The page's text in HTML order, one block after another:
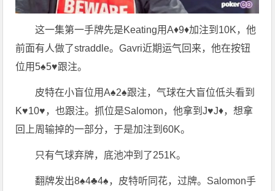
这一集第一手牌先是Keating用A♦9♦加注到10K，他
前面有人做了straddle。Gavri近期运气回来，他在按钮
位用5♠5♥跟注。
皮特在小盲位用A♠2♠跟注，气球在大盲位低头看到
K♥10♥，也跟注。抓位是Salomon，他拿到J♥J♦，想拿
回上周输掉的一部分，于是加注到60K。
只有气球弃牌，底池冲到了251K。
翻牌发出8♠4♣4♠，皮特听同花，过牌。Salomon手